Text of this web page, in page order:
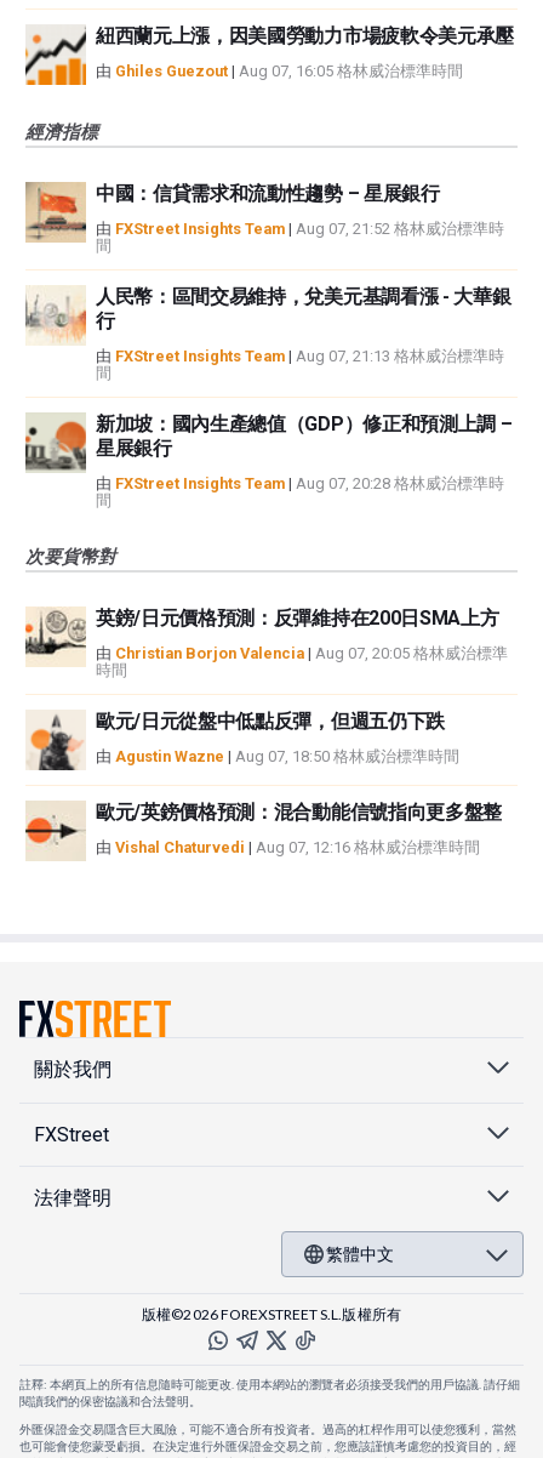
紐西蘭元上漲，因美國勞動力市場疲軟令美元承壓
由 Ghiles Guezout | Aug 07, 16:05 格林威治標準時間
經濟指標
中國：信貸需求和流動性趨勢 – 星展銀行
由 FXStreet Insights Team | Aug 07, 21:52 格林威治標準時
間
人民幣：區間交易維持，兌美元基調看漲 - 大華銀
行
由 FXStreet Insights Team | Aug 07, 21:13 格林威治標準時
間
新加坡：國內生產總值（GDP）修正和預測上調 –
星展銀行
由 FXStreet Insights Team | Aug 07, 20:28 格林威治標準時
間
次要貨幣對
英鎊/日元價格預測：反彈維持在200日SMA上方
由 Christian Borjon Valencia | Aug 07, 20:05 格林威治標準
時間
歐元/日元從盤中低點反彈，但週五仍下跌
由 Agustin Wazne | Aug 07, 18:50 格林威治標準時間
歐元/英鎊價格預測：混合動能信號指向更多盤整
由 Vishal Chaturvedi | Aug 07, 12:16 格林威治標準時間
關於我們
FXStreet
法律聲明
繁體中文
版權©2026 FOREXSTREET S.L.版權所有
註釋: 本網頁上的所有信息隨時可能更改. 使用本網站的瀏覽者必須接受我們的用戶協議. 請仔細
閱讀我們的保密協議和合法聲明。
外匯保證金交易隱含巨大風險，可能不適合所有投資者。過高的杠桿作用可以使您獲利，當然
也可能會使您蒙受虧損。在決定進行外匯保證金交易之前，您應該謹慎考慮您的投資目的，經